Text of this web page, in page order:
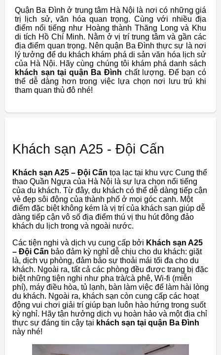
Quận Ba Đình ở trung tâm Hà Nội là nơi có những giá
trị lịch sử, văn hóa quan trọng. Cùng với nhiều địa
điểm nổi tiếng như Hoàng thành Thăng Long và Khu
di tích Hồ Chí Minh. Nằm ở vị trí trung tâm và gần các
địa điểm quan trọng. Nên quận Ba Đình thực sự là nơi
lý tưởng để du khách khám phá di sản văn hóa lịch sử
của Hà Nội. Hãy cùng chúng tôi khám phá danh sách
khách sạn tại quận Ba Đình chất lượng. Để bạn có
thể dễ dàng hơn trong việc lựa chọn nơi lưu trú khi
tham quan thủ đô nhé!
Khách sạn A25 - Đội Cấn
Khách sạn A25 – Đội Cấn tọa lạc tại khu vực Cung thể
thao Quần Ngựa của Hà Nội là sự lựa chọn nổi tiếng
của du khách. Từ đây, du khách có thể dễ dàng tiếp cận
vẻ đẹp sôi động của thành phố ở mọi góc cạnh. Một
điểm đặc biệt không kém là vị trí của khách sạn giúp dễ
dàng tiếp cận vô số địa điểm thú vị thu hút đông đảo
khách du lịch trong và ngoài nước.
Các tiện nghi và dịch vụ cung cấp bởi Khách sạn A25
– Đội Cấn bảo đảm kỳ nghỉ dễ chịu cho du khách: giặt
là, dịch vụ phòng, đảm bảo sự thoải mái tối đa cho du
khách. Ngoài ra, tất cả các phòng đều được trang bị đặc
biệt những tiện nghi như pha trà/cà phê, Wi-fi (miễn
phí), máy điều hòa, tủ lạnh, bàn làm việc để làm hài lòng
du khách. Ngoài ra, khách sạn còn cung cấp các hoạt
động vui chơi giải trí giúp bạn luôn hào hứng trong suốt
kỳ nghỉ. Hãy tận hưởng dịch vụ hoàn hảo và một địa chỉ
thực sự đáng tin cậy tại khách sạn tại quận Ba Đình
này nhé!